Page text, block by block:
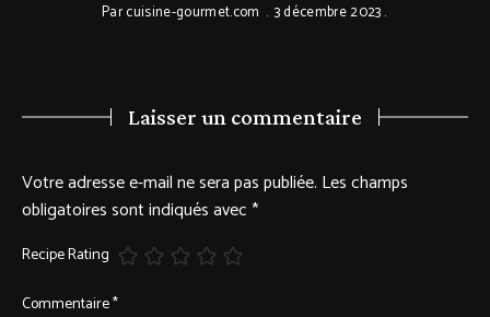
Parcuisine-gourmet.com 3 décembre 2023
Laisser un commentaire
Votre adresse e-mail ne sera pas publiée. Les champs
obligatoires sont indiqués avec*
Recipe Rating
Commentaire*